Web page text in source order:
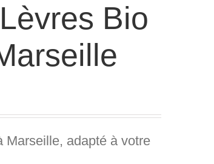
Bio
Marseille, adapté à votre